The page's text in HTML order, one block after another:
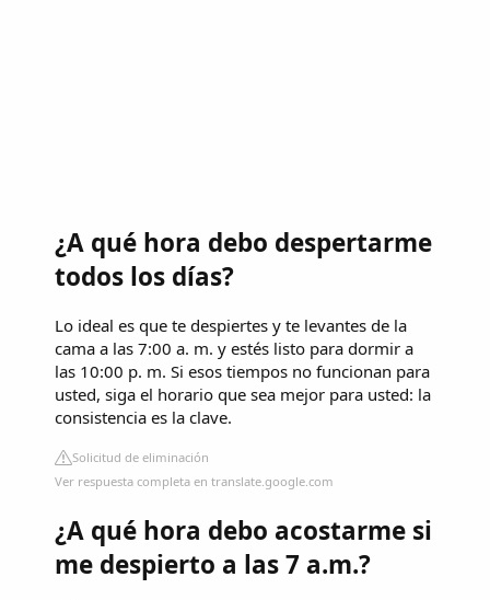
¿A qué hora debo despertarme
todos los días?
Lo ideal es que te despiertes y te levantes de la
cama a las 7:00 a. m. y estés listo para dormir a
las 10:00 p. m. Si esos tiempos no funcionan para
usted, siga el horario que sea mejor para usted: la
consistencia es la clave.
Solicitud de eliminación
Ver respuesta completa en translate.google.com
¿A qué hora debo acostarme si
me despierto a las 7 a.m.?